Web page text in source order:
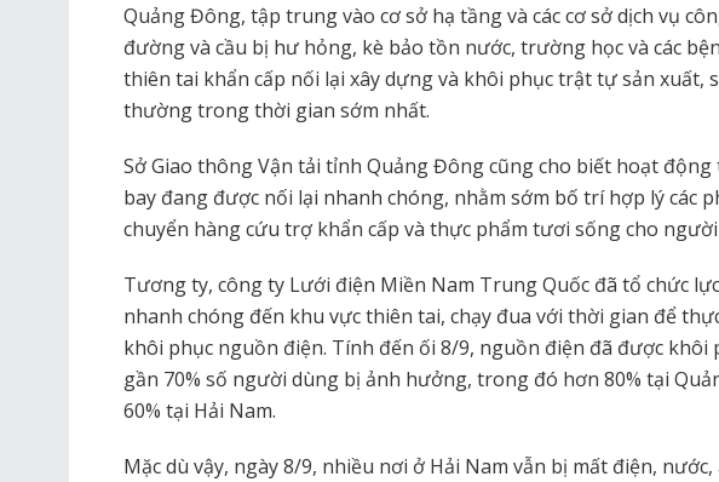
Quảng Đông, tập trung vào cơ sở hạ tầng và các cơ sở dịch vụ
đường và cầu bị hư hỏng, kè bảo tồn nước, trường học và các
thiên tai khẩn cấp nối lại xây dựng và khôi phục trật tự sản xuất,
thường trong thời gian sớm nhất.
Sở Giao thông Vận tải tỉnh Quảng Đông cũng cho biết hoạt động
bay đang được nối lại nhanh chóng, nhằm sớm bố trí hợp lý các
chuyển hàng cứu trợ khẩn cấp và thực phẩm tươi sống cho người
Tương ty, công ty Lưới điện Miền Nam Trung Quốc đã tổ chức
nhanh chóng đến khu vực thiên tai, chạy đua với thời gian để
khôi phục nguồn điện. Tính đến ối 8/9, nguồn điện đã được khôi
gần 70% số người dùng bị ảnh hưởng, trong đó hơn 80% tại
60% tại Hải Nam.
Mặc dù vậy, ngày 8/9, nhiều nơi ở Hải Nam vẫn bị mất điện,